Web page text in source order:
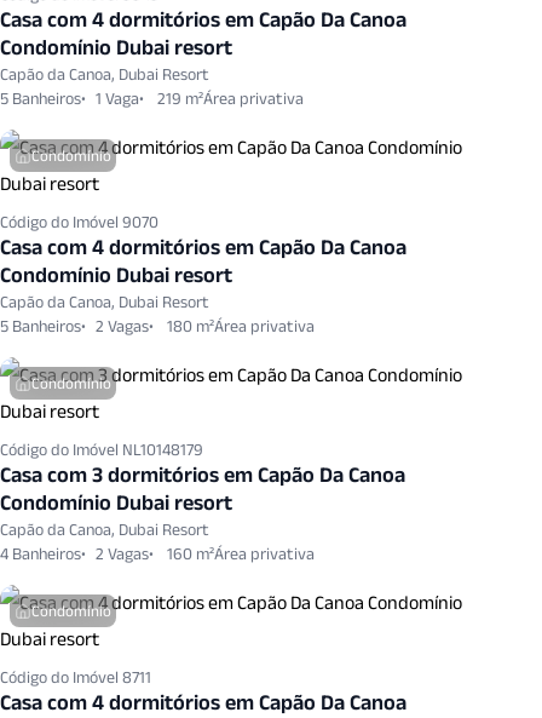
Casa com 4 dormitórios em Capão Da Canoa
Condomínio Dubai resort
Capão da Canoa, Dubai Resort
5 Banheiros
1 Vaga 219 m²
Condomínio
Código do Imóvel 9070
Casa com 4 dormitórios em Capão Da Canoa
Condomínio Dubai resort
Capão da Canoa, Dubai Resort
5 Banheiros
2 Vagas 180 m²
Condomínio
Código do Imóvel NL10148179
Casa com 3 dormitórios em Capão Da Canoa
Condomínio Dubai resort
Capão da Canoa, Dubai Resort
4 Banheiros
2 Vagas 160 m²
Condomínio
Código do Imóvel 8711
Casa com 4 dormitórios em Capão Da Canoa